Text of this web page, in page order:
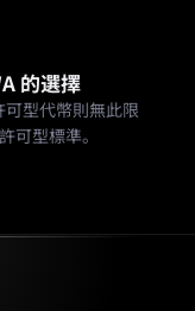
的選擇
型代幣則無此限
可型標準。